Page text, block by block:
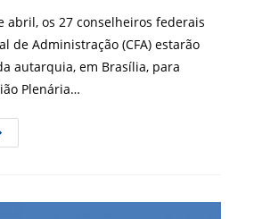
abril, os 27 conselheiros federais
de Administração (CFA) estarão
autarquia, em Brasília, para
Plenária…